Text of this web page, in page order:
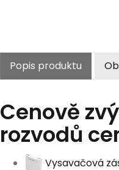
Popis produktu
Cenově
rozvodů
Vysavačová